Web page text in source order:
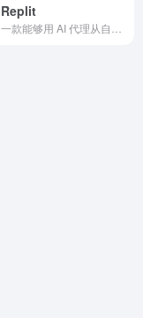
Replit